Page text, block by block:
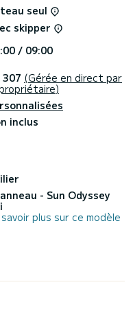
de pont,
devis sont traitées
les meilleurs
seul
skipper
/ 09:00
307 (Gérée en direct par
inclus
- Sun Odyssey
savoir plus sur ce modèle